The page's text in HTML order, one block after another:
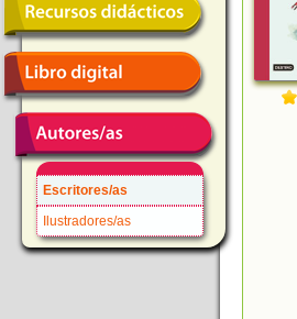
Escritores/as
Ilustradores/as